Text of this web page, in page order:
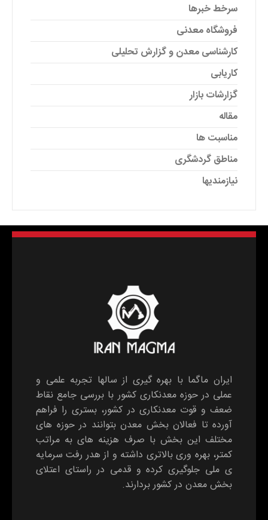
سرخط خبرها
فروشگاه معدنی
کارشناسی معدن و گزارش تحلیلی
کاریابی
گزارشات بازار
مقاله
مناسبت ها
مناطق گردشگری
نیازمندیها
ایران ماگما با بهره گیری از سالها تجربه علمی و
عملی در حوزه معدنکاری کشور با بررسی جامع نقاط
ضعف و قوت معدنکاری در کشور، بستری را فراهم
آورده تا فعالان بخش معدن بتوانند در حوزه های
مختلف این بخش با صرف هزینه های به مراتب
کمتر، بهره وری بالاتری داشته و از هدر رفت سرمایه
ی ملی جلوگیری کرده و قدمی در راستای اعتلای
بخش معدن در کشور بردارند.